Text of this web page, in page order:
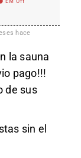
hace
la sauna
pago!!!
de sus
sin el